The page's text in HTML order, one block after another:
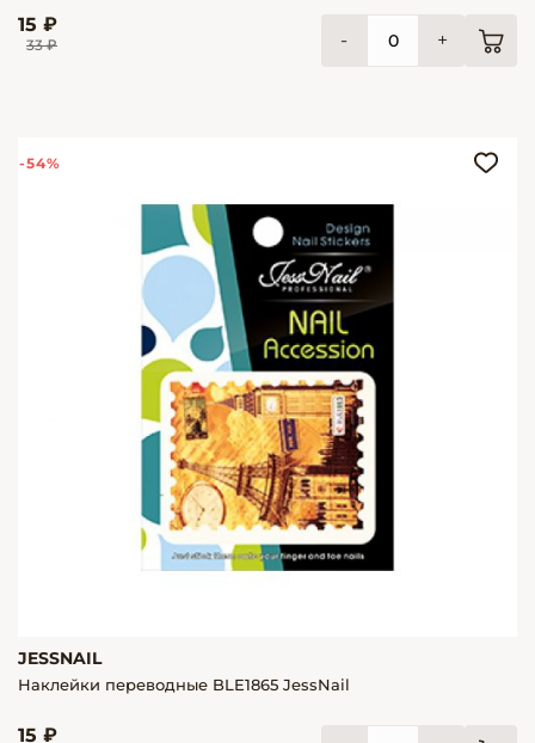
15 ₽
33 ₽ - +
-54%
JESSNAIL
Наклейки переводные BLE1865 JessNail
15 ₽